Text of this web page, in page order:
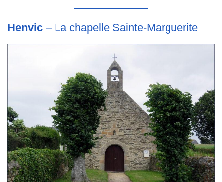
Henvic – La chapelle Sainte-Marguerite